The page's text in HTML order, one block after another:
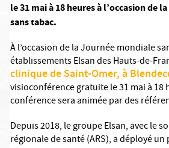
le 31 mai à 18 heures à l’occasion de
sans tabac.
À l’occasion de la Journée mondiale
établissements Elsan des Hauts-de-
clinique de Saint-Omer, à
visioconférence gratuite le 31 mai à 18
conférence sera animée par des
Depuis 2018, le groupe Elsan, avec le
régionale de santé (ARS), a déployé